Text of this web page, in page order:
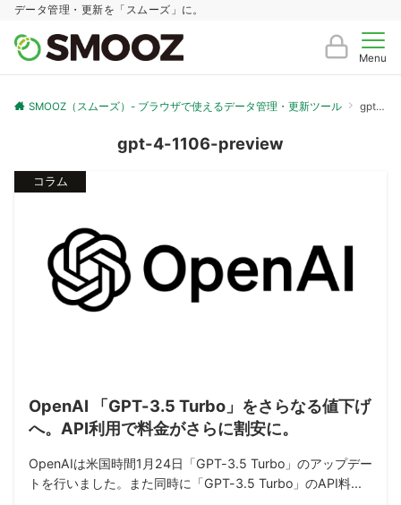
データ管理・更新を「スムーズ」に。
Menu
SMOOZ（スムーズ）- ブラウザで使えるデータ管理・更新ツール gpt-4-1106-preview
gpt-4-1106-preview
コラム
OpenAI 「GPT-3.5 Turbo」をさらなる値下げ
へ。API利用で料金がさらに割安に。
OpenAIは米国時間1月24日「GPT-3.5 Turbo」のアップデー
トを行いました。また同時に「GPT-3.5 Turbo」のAPI料...